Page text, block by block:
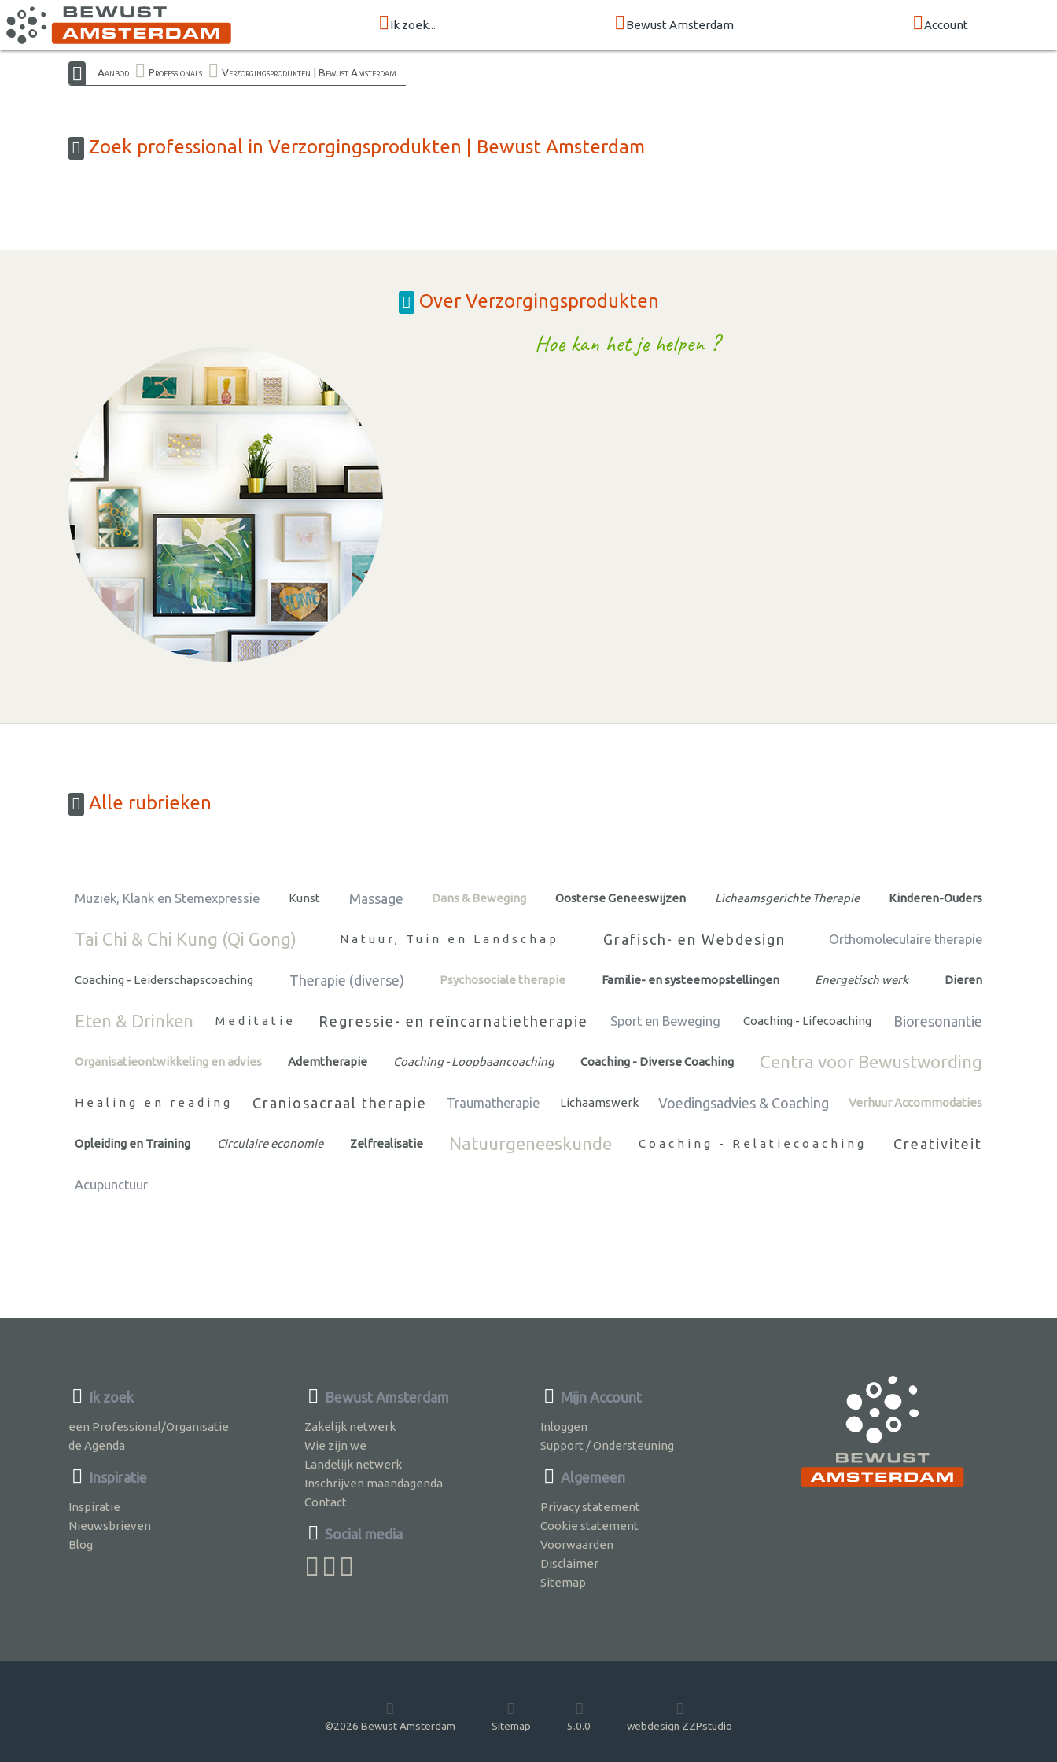
Ik zoek... Bewust Amsterdam Account
Aanbod Professionals Verzorgingsprodukten | Bewust Amsterdam
Zoek professional in Verzorgingsprodukten | Bewust Amsterdam
Over Verzorgingsprodukten
Hoe kan het je helpen ?
Alle rubrieken
Muziek, Klank en Stemexpressie Kunst Massage Dans & Beweging Oosterse Geneeswijzen Lichaamsgerichte Therapie Kinderen-Ouders
Tai Chi & Chi Kung (Qi Gong) Natuur, Tuin en Landschap Grafisch- en Webdesign Orthomoleculaire therapie
Coaching - Leiderschapscoaching Therapie (diverse) Psychosociale therapie Familie- en systeemopstellingen Energetisch werk Dieren
Eten & Drinken Meditatie Regressie- en reïncarnatietherapie Sport en Beweging Coaching - Lifecoaching Bioresonantie
Organisatieontwikkeling en advies Ademtherapie Coaching - Loopbaancoaching Coaching - Diverse Coaching Centra voor Bewustwording
Healing en reading Craniosacraal therapie Traumatherapie Lichaamswerk Voedingsadvies & Coaching Verhuur Accommodaties
Opleiding en Training Circulaire economie Zelfrealisatie Natuurgeneeskunde Coaching - Relatiecoaching Creativiteit
Acupunctuur
Ik zoek
een Professional/Organisatie
de Agenda
Inspiratie
Inspiratie
Nieuwsbrieven
Blog
Bewust Amsterdam
Zakelijk netwerk
Wie zijn we
Landelijk netwerk
Inschrijven maandagenda
Contact
Social media
Mijn Account
Inloggen
Support / Ondersteuning
Algemeen
Privacy statement
Cookie statement
Voorwaarden
Disclaimer
Sitemap
©2026 Bewust Amsterdam Sitemap 5.0.0 webdesign ZZPstudio